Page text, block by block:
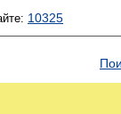
10325